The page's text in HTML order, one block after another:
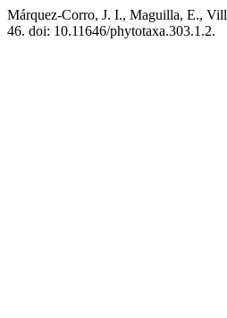
Márquez-Corro, J. I., Maguilla, E.,
46. doi: 10.11646/phytotaxa.303.1.2.